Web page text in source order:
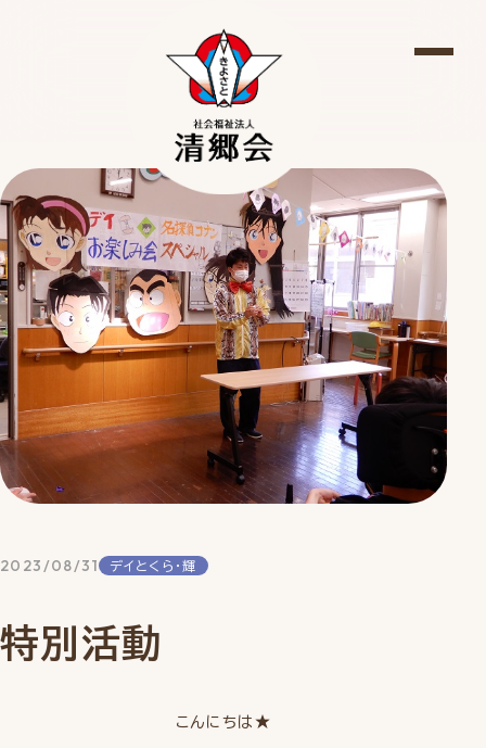
2023/08/31 デイとくら・輝
特別活動
こんにちは★